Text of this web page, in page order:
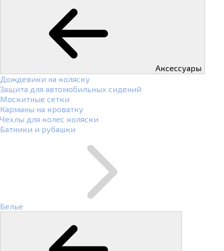
Аксессуары
Дождевики на коляску
Защита для автомобильных сидений
Москитные сетки
Карманы на кроватку
Чехлы для колес коляски
Батники и рубашки
Белье